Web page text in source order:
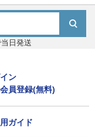
日発送
ン
員登録(無料)
ガイド